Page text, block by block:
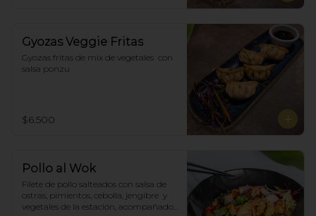
Gyozas Veggie Fritas
Gyozas fritas de mix de vegetales  con
salsa ponzu
$6.500
Pollo al Wok
Filete de pollo salteados con salsa de
ostras, pimientos, cebolla, jengibre  y
vegetales de la estación, acompañado